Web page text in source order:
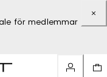
för medlemmar